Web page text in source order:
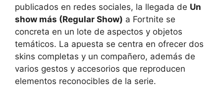
publicados en redes sociales, la llegada de Un
show más (Regular Show) a Fortnite se
concreta en un lote de aspectos y objetos
temáticos. La apuesta se centra en ofrecer dos
skins completas y un compañero, además de
varios gestos y accesorios que reproducen
elementos reconocibles de la serie.